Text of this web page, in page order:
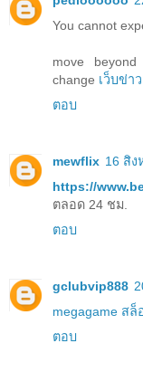
You cannot
move
change เว็บข่า
ตอบ
mewflix 16 สิง
​https://
ตลอด 24 ชม.
ตอบ
gclubvip888
megagame ส
ตอบ